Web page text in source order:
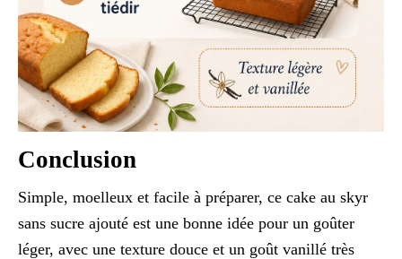
Conclusion
Simple, moelleux et facile à préparer, ce cake au skyr
sans sucre ajouté est une bonne idée pour un goûter
léger, avec une texture douce et un goût vanillé très